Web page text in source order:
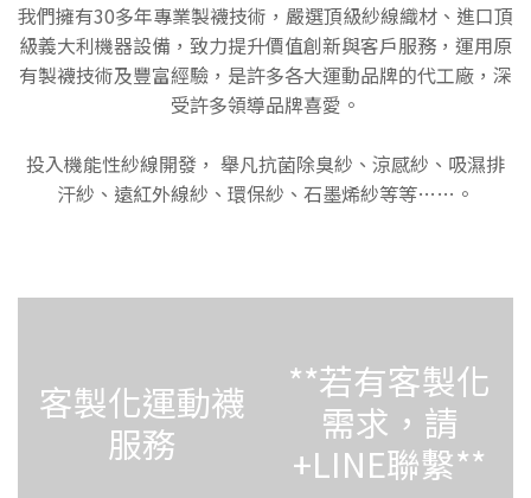
我們擁有30多年專業製襪技術，嚴選頂級紗線織材、進口頂
級義大利機器設備，致力提升價值創新與客戶服務，運用原
有製襪技術及豐富經驗，是許多各大運動品牌的代工廠，深
受許多領導品牌喜愛。
投入機能性紗線開發， 舉凡抗菌除臭紗、涼感紗、吸濕排
汗紗、遠紅外線紗、環保紗、石墨烯紗等等……。
客製化運動襪
服務
**若有客製化
需求，請
+LINE聯繫**